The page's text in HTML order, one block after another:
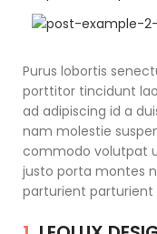
Purus lobortis
porttitor tincidunt
ad adipiscing id a
nam molestie
commodo volutpat
justo porta montes
parturient parturient